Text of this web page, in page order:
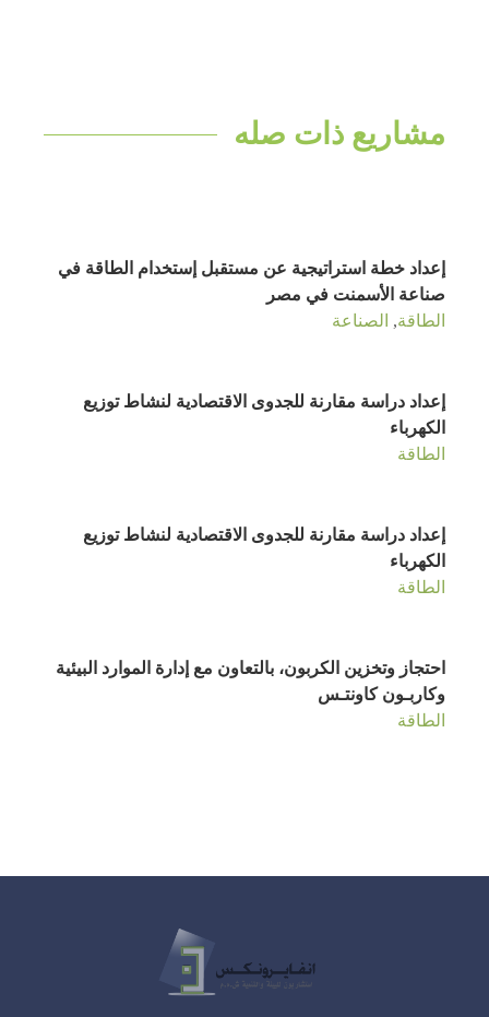
مشاريع ذات صله
إعداد خطة استراتيجية عن مستقبل إستخدام الطاقة في
صناعة الأسمنت في مصر
الطاقة, الصناعة
إعداد دراسة مقارنة للجدوى الاقتصادية لنشاط توزيع
الكهرباء
الطاقة
إعداد دراسة مقارنة للجدوى الاقتصادية لنشاط توزيع
الكهرباء
الطاقة
احتجاز وتخزين الكربون، بالتعاون مع إدارة الموارد البيئية
وكاربـون كاونتـس
الطاقة